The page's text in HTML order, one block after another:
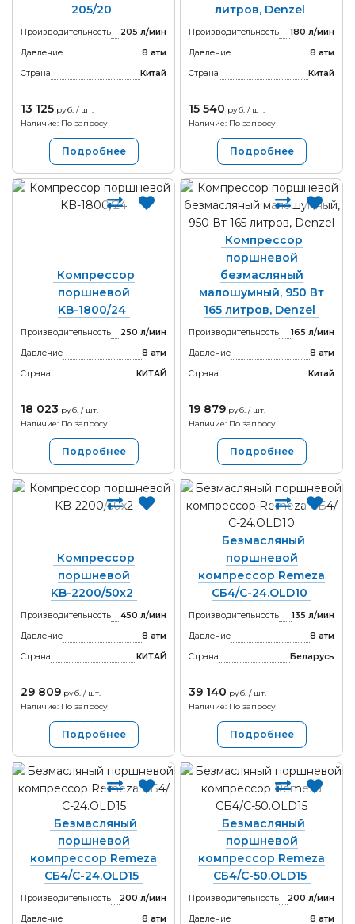
205/20
Производительность
205 л/мин
Давление
8 атм
Страна
Китай
13 125 руб. / шт.
Наличие: По запросу
Подробнее
литров, Denzel
Производительность
180 л/мин
Давление
8 атм
Страна
Китай
15 540 руб. / шт.
Наличие: По запросу
Подробнее
Компрессор
поршневой
KB-1800/24
Производительность
250 л/мин
Давление
8 атм
Страна
КИТАЙ
18 023 руб. / шт.
Наличие: По запросу
Подробнее
Компрессор
поршневой
безмасляный
малошумный, 950 Вт
165 литров, Denzel
Производительность
165 л/мин
Давление
8 атм
Страна
Китай
19 879 руб. / шт.
Наличие: По запросу
Подробнее
Компрессор
поршневой
KB-2200/50х2
Производительность
450 л/мин
Давление
8 атм
Страна
КИТАЙ
29 809 руб. / шт.
Наличие: По запросу
Подробнее
Безмасляный
поршневой
компрессор Remeza
СБ4/С-24.OLD10
Производительность
135 л/мин
Давление
8 атм
Страна
Беларусь
39 140 руб. / шт.
Наличие: По запросу
Подробнее
Безмасляный
поршневой
компрессор Remeza
СБ4/С-24.OLD15
Производительность
200 л/мин
Давление
8 атм
Безмасляный
поршневой
компрессор Remeza
СБ4/C-50.OLD15
Производительность
200 л/мин
Давление
8 атм